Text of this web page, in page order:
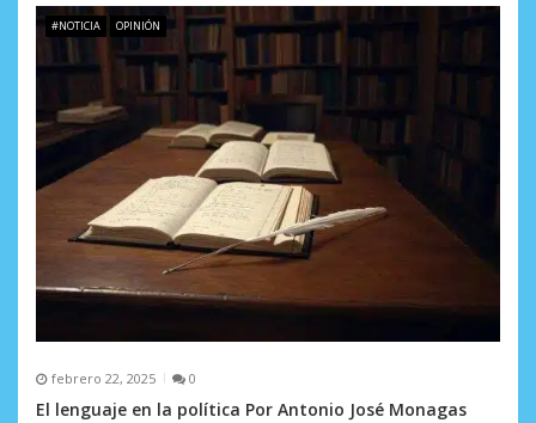
#NOTICIA OPINIÓN
febrero 22, 2025 0
El lenguaje en la política Por Antonio José Monagas